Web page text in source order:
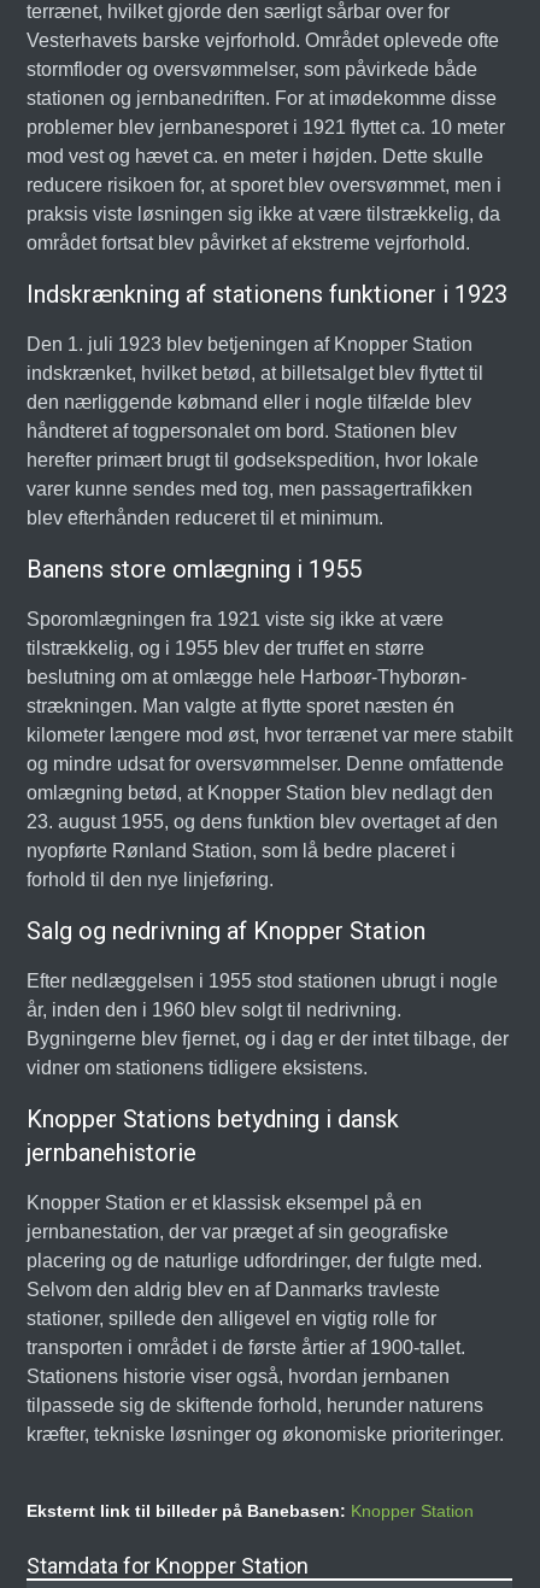
terrænet, hvilket gjorde den særligt sårbar over for
Vesterhavets barske vejrforhold. Området oplevede ofte
stormfloder og oversvømmelser, som påvirkede både
stationen og jernbanedriften. For at imødekomme disse
problemer blev jernbanesporet i 1921 flyttet ca. 10 meter
mod vest og hævet ca. en meter i højden. Dette skulle
reducere risikoen for, at sporet blev oversvømmet, men i
praksis viste løsningen sig ikke at være tilstrækkelig, da
området fortsat blev påvirket af ekstreme vejrforhold.
Indskrænkning af stationens funktioner i 1923
Den 1. juli 1923 blev betjeningen af Knopper Station
indskrænket, hvilket betød, at billetsalget blev flyttet til
den nærliggende købmand eller i nogle tilfælde blev
håndteret af togpersonalet om bord. Stationen blev
herefter primært brugt til godsekspedition, hvor lokale
varer kunne sendes med tog, men passagertrafikken
blev efterhånden reduceret til et minimum.
Banens store omlægning i 1955
Sporomlægningen fra 1921 viste sig ikke at være
tilstrækkelig, og i 1955 blev der truffet en større
beslutning om at omlægge hele Harboør-Thyborøn-
strækningen. Man valgte at flytte sporet næsten én
kilometer længere mod øst, hvor terrænet var mere stabilt
og mindre udsat for oversvømmelser. Denne omfattende
omlægning betød, at Knopper Station blev nedlagt den
23. august 1955, og dens funktion blev overtaget af den
nyopførte Rønland Station, som lå bedre placeret i
forhold til den nye linjeføring.
Salg og nedrivning af Knopper Station
Efter nedlæggelsen i 1955 stod stationen ubrugt i nogle
år, inden den i 1960 blev solgt til nedrivning.
Bygningerne blev fjernet, og i dag er der intet tilbage, der
vidner om stationens tidligere eksistens.
Knopper Stations betydning i dansk
jernbanehistorie
Knopper Station er et klassisk eksempel på en
jernbanestation, der var præget af sin geografiske
placering og de naturlige udfordringer, der fulgte med.
Selvom den aldrig blev en af Danmarks travleste
stationer, spillede den alligevel en vigtig rolle for
transporten i området i de første årtier af 1900-tallet.
Stationens historie viser også, hvordan jernbanen
tilpassede sig de skiftende forhold, herunder naturens
kræfter, tekniske løsninger og økonomiske prioriteringer.
Eksternt link til billeder på Banebasen: Knopper Station
Stamdata for Knopper Station